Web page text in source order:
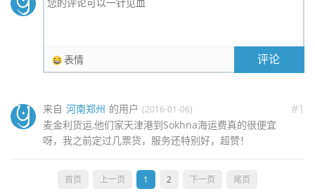
表情 评论
#1
来自 河南郑州 的用户 (2016-01-06)
麦金利货运,他们家天津港到Sokhna海运费真的很便宜
呀，我之前定过几票货，服务还特别好，超赞！
首页 上一页 1 2 下一页 尾页